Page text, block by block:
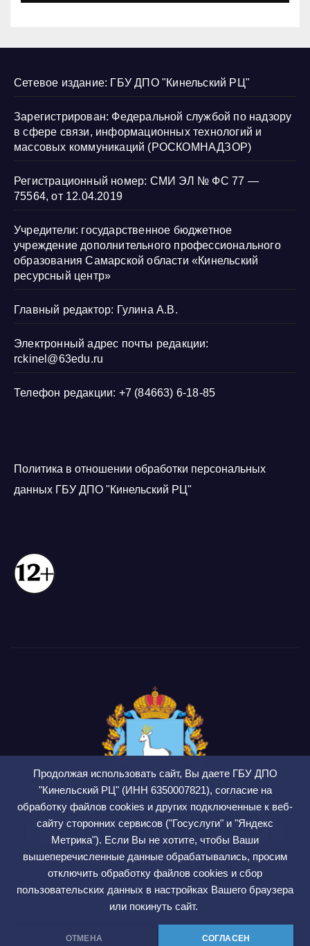
Продолжая использовать сайт, Вы даете ГБУ ДПО
"Кинельский РЦ" (ИНН 6350007821), согласие на
обработку файлов cookies и других подключенные к веб-
сайту сторонних сервисов ("Госуслуги" и "Яндекс
Метрика"). Если Вы не хотите, чтобы Ваши
вышеперечисленные данные обрабатывались, просим
отключить обработку файлов cookies и сбор
пользовательских данных в настройках Вашего браузера
или покинуть сайт.
ОТМЕНА СОГЛАСЕН
Сетевое издание: ГБУ ДПО "Кинельский РЦ"
Зарегистрирован: Федеральной службой по надзору
в сфере связи, информационных технологий и
массовых коммуникаций (РОСКОМНАДЗОР)
Регистрационный номер: СМИ ЭЛ № ФС 77 —
75564, от 12.04.2019
Учредители: государственное бюджетное
учреждение дополнительного профессионального
образования Самарской области «Кинельский
ресурсный центр»
Главный редактор: Гулина А.В.
Электронный адрес почты редакции:
rckinel@63edu.ru
Телефон редакции: +7 (84663) 6-18-85
Политика в отношении обработки персональных
данных ГБУ ДПО "Кинельский РЦ"
ГБУ ДПО Кинельский
РЦ
СМИ ЭЛ № ФС 77 — 75564